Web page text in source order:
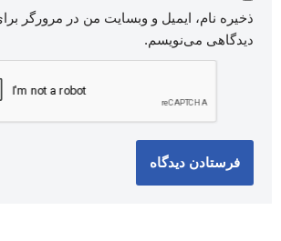
ذخیره نام، ایمیل و وبسایت من در مرورگر
دیدگاهی می‌نویسم.